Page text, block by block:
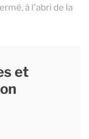
à l'abri de la
et